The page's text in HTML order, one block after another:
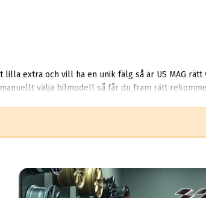
välja bilmodell så får du fram rätt